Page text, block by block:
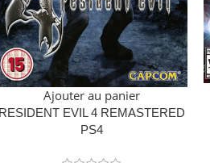
Ajouter au panier
RESIDENT EVIL 4 REMASTERED
PS4